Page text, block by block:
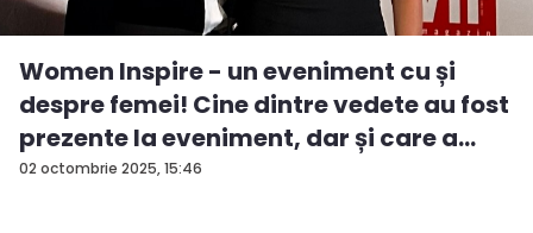
02 octombrie 2025, 15:46
Women Inspire - un eveniment cu și
despre femei! Cine dintre vedete au fost
prezente la eveniment, dar și care a
fos...